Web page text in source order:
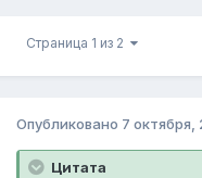
Страница 1 из 2
Опубликовано 7 октября,
Цитата